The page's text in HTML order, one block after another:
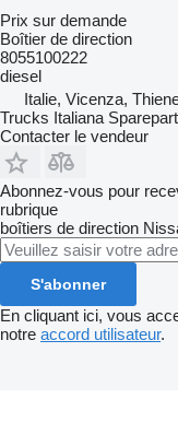
Prix sur demande
Boîtier de direction
8055100222
diesel
Italie, Vicenza,
Trucks Italiana
Contacter le vendeur
Abonnez-vous pour
rubrique
boîtiers de direction
S'abonner
En cliquant ici, vous
notre accord utilisateur.